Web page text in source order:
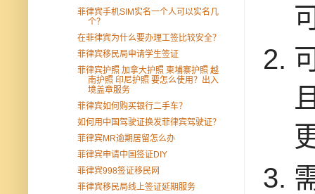
菲律宾手机SIM实名一个人可以实名几
个？
在菲律宾为什么要办理工签比较安全？
菲律宾移民局申请学生签证
菲律宾护照 加拿大护照 柬埔寨护照 越
南护照 印尼护照 要怎么使用？出入
境盖章服务
菲律宾如何购买银行二手车？
如何用中国驾驶证换发菲律宾驾驶证？
菲律宾MR逾期居留怎么办
菲律宾申请中国签证DIY
菲律宾998签证移民网
菲律宾移民局线上签证延期服务